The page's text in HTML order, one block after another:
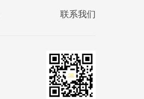
联系我们